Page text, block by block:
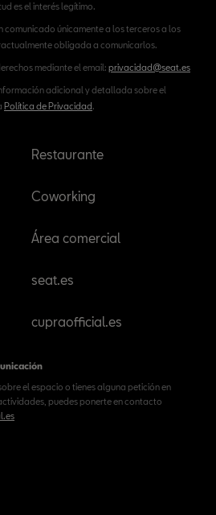
es el interés legítimo.
comunicado únicamente a los terceros a los
obligada a comunicarlos.
mediante el email: privacidad@seat.es
adicional y detallada sobre el
Política de Privacidad.
Restaurante
Coworking
Área comercial
seat.es
cupraofficial.es
el espacio o tienes alguna petición en
puedes ponerte en contacto